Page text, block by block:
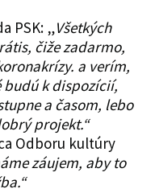
PSK: „Všetkých
čiže zadarmo,
a verím,
budú k dispozícií,
a časom, lebo
projekt.“
Odboru kultúry
záujem, aby to